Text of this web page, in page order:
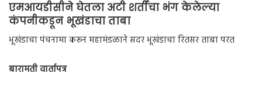
एमआयडीसीने घेतला अटी शर्तींचा भंग केलेल्या
कंपनीकडून भूखंडाचा ताबा
भूखंडाचा पंचनामा करून महामंडळाने सदर भूखंडाचा रितसर ताबा परत
बारामती वार्तापत्र